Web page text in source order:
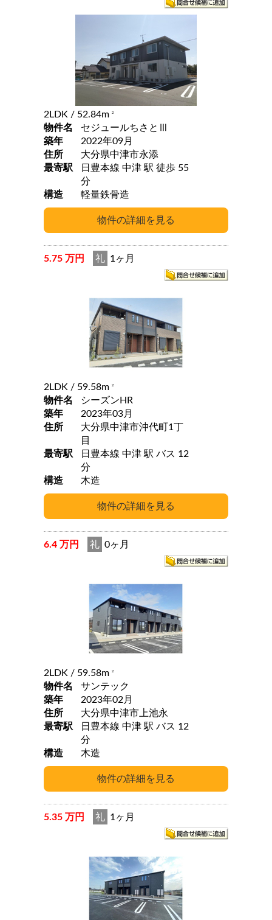
2LDK / 52.84m 2
物件名
セジュールちさとⅢ
築年
2022年09月
住所
大分県中津市永添
最寄駅
日豊本線 中津 駅 徒歩 55
分
構造
軽量鉄骨造
5.75 万円 礼 1ヶ月
2LDK / 59.58m 2
物件名
シーズンHR
築年
2023年03月
住所
大分県中津市沖代町1丁
目
最寄駅
日豊本線 中津 駅 バス 12
分
構造
木造
6.4 万円 礼 0ヶ月
2LDK / 59.58m 2
物件名
サンテック
築年
2023年02月
住所
大分県中津市上池永
最寄駅
日豊本線 中津 駅 バス 12
分
構造
木造
5.35 万円 礼 1ヶ月